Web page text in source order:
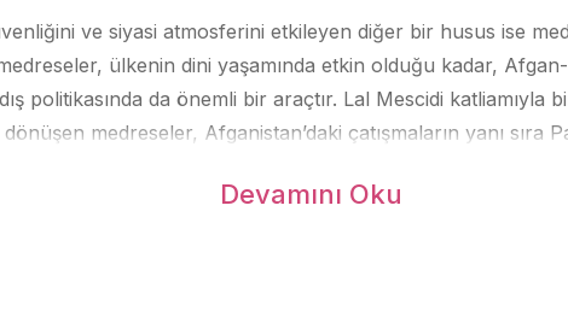
ve siyasi atmosferini etkileyen diğer bir husus ise
ülkenin dini yaşamında etkin olduğu kadar,
politikasında da önemli bir araçtır. Lal Mescidi katliamıyla
medreseler, Afganistan’daki çatışmaların yanı sıra
Devamını Oku